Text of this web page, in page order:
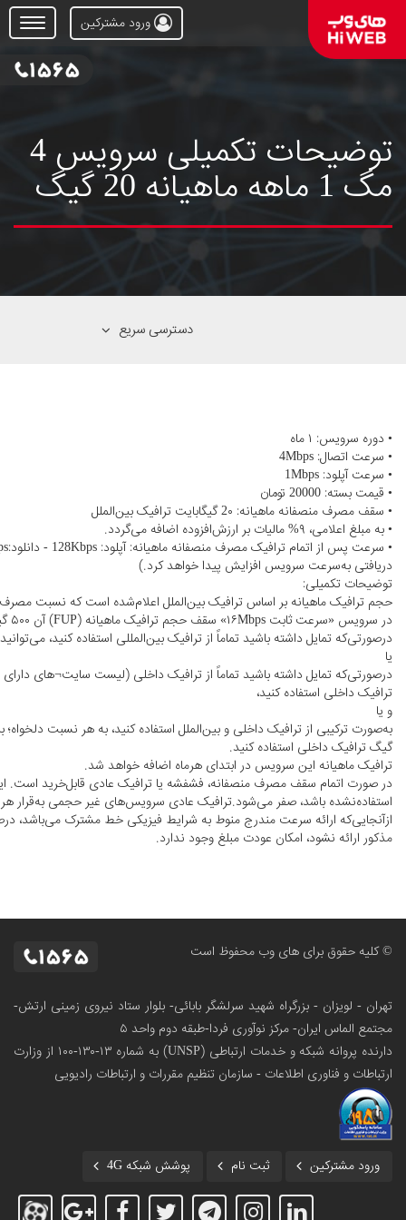
Open
Menu
ورود مشترکین
توضیحات تکمیلی سرویس 4
مگ 1 ماهه ماهیانه 20 گیگ
دسترسی سریع
• دوره سرویس: ۱ ماه
• سرعت اتصال: 4Mbps
• سرعت آپلود: 1Mbps
• قیمت بسته: 20000 تومان
• سقف مصرف منصفانه ماهیانه: 2۰ گیگابایت ترافیک بین‌الملل
• به مبلغ اعلامی، ۹% مالیات بر ارزش‌افزوده اضافه می‌گردد.
دریافتی به‌سرعت سرویس افزایش پیدا خواهد کرد.)
توضیحات تکمیلی:
در سرویس «سرعت ثابت ۱۶Mbps» سقف حجم ترافیک ماهیانه (FUP) آن ۵۰۰ گیگ است که:
درصورتی‌که تمایل داشته باشید تماماً از ترافیک بین‌المللی استفاده کنید، می‌توانید ۵۰۰ گیگ ترافیک بین‌الملل استفاده
یا
ترافیک داخلی استفاده کنید،
و یا
گیگ ترافیک داخلی استفاده کنید.
ترافیک ماهیانه این سرویس در ابتدای هرماه اضافه خواهد شد.
در صورت اتمام سقف مصرف منصفانه، فشفشه یا ترافیک عادی قابل‌خرید است.
استفاده‌نشده باشد، صفر می‌شود.ترافیک عادی سرویس‌های غیر حجمی به‌قرار هر گیگ ۲,۰۰۰ تومان
ازآنجایی‌که ارائه سرعت مندرج منوط به شرایط فیزیکی خط مشترک
مذکور ارائه نشود، امکان عودت مبلغ وجود ندارد.
© کلیه حقوق برای های وب محفوظ است
تهران - لویزان - بزرگراه شهید سرلشگر بابائی- بلوار ستاد نیروی زمینی ارتش-
مجتمع الماس ایران- مرکز نوآوری فردا-طبقه دوم واحد ۵
دارنده پروانه شبکه و خدمات ارتباطی (UNSP) به شماره ۱۳-۱۳۰-۱۰۰
از وزارت
ارتباطات و فناوری اطلاعات - سازمان تنظیم مقررات و ارتباطات رادیویی
ورود مشترکین ثبت نام پوشش شبکه 4G